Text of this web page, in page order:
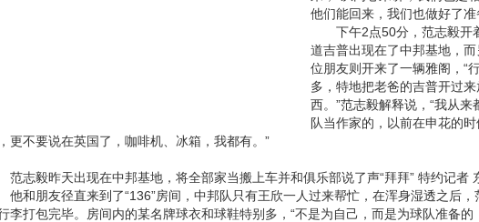
他们能回来，我们也做好了准
下午2点50分，范志毅开
道吉普出现在了中邦基地，而
位朋友则开来了一辆雅阁，“
多，特地把老爸的吉普开过来
西。”范志毅解释说，“我从来
队当作家的，以前在申花的
更不要说在英国了，咖啡机、冰箱，我都有。”
志毅昨天出现在中邦基地，将全部家当搬上车并和俱乐部说了声“拜拜” 特约记者
和朋友径直来到了“136”房间，中邦队只有王欣一人过来帮忙，在浑身湿透之后，
李打包完毕。房间内的某名牌球衣和球鞋特别多，“不是为自己，而是为球队准备的